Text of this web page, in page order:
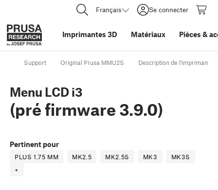
Français Se connecter
Imprimantes 3D Matériaux Pièces &
Support Original Prusa MMU2S Description de l'imprimante
Menu LCD i3
(pré firmware 3.9.0)
Pertinent pour
PLUS 1.75 MM MK2.5 MK2.5S MK3
MK3S
+